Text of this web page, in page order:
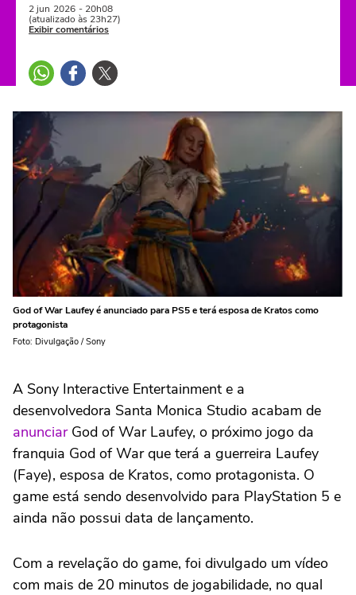
2 jun 2026 - 20h08
(atualizado às 23h27)
Exibir comentários
God of War Laufey é anunciado para PS5 e terá esposa de Kratos como
protagonista
Foto: Divulgação / Sony
A Sony Interactive Entertainment e a
desenvolvedora Santa Monica Studio acabam de
anunciarGod of War Laufey, o próximo jogo da
franquia God of War que terá a guerreira Laufey
(Faye), esposa de Kratos, como protagonista. O
game está sendo desenvolvido para PlayStation 5 e
ainda não possui data de lançamento.
Com a revelação do game, foi divulgado um vídeo
com mais de 20 minutos de jogabilidade, no qual